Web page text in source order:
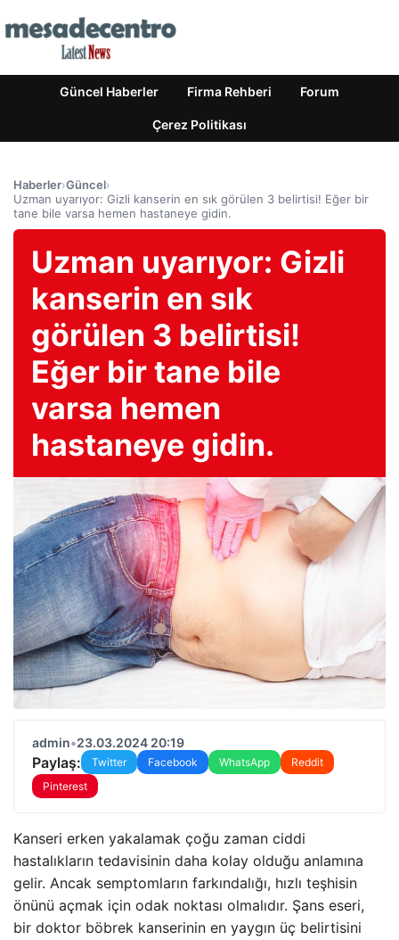
Güncel Haberler Firma Rehberi Forum
Çerez Politikası
Haberler›Güncel›
Uzman uyarıyor: Gizli kanserin en sık görülen 3 belirtisi! Eğer bir
tane bile varsa hemen hastaneye gidin.
Uzman uyarıyor: Gizli
kanserin en sık
görülen 3 belirtisi!
Eğer bir tane bile
varsa hemen
hastaneye gidin.
admin•23.03.2024 20:19
Paylaş: Twitter Facebook WhatsApp
Reddit
Pinterest
Kanseri erken yakalamak çoğu zaman ciddi
hastalıkların tedavisinin daha kolay olduğu anlamına
gelir. Ancak semptomların farkındalığı, hızlı teşhisin
önünü açmak için odak noktası olmalıdır. Şans eseri,
bir doktor böbrek kanserinin en yaygın üç belirtisini